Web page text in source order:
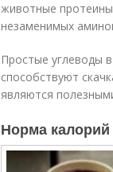
животные
незаменимых
Простые углеводы
способствуют
являются
Норма